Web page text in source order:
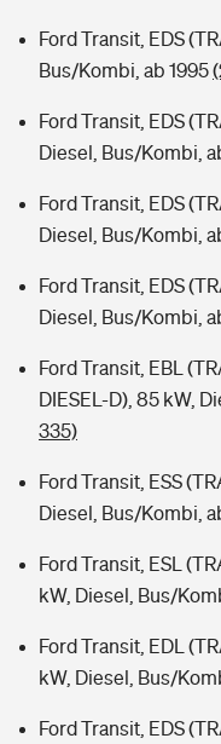
Ford Transit, EDS
Bus/Kombi, ab 1995
Ford Transit, EDS
Diesel, Bus/Kombi,
Ford Transit, EDS
Diesel, Bus/Kombi,
Ford Transit, EDS
Diesel, Bus/Kombi,
Ford Transit, EBL
DIESEL-D), 85 kW,
335)
Ford Transit, ESS
Diesel, Bus/Kombi,
Ford Transit, ESL
kW, Diesel, Bus/
Ford Transit, EDL
kW, Diesel, Bus/
Ford Transit, EDS